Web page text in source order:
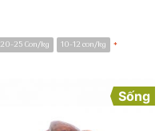
20-25 Con/kg 10-12 con/kg *
Sống